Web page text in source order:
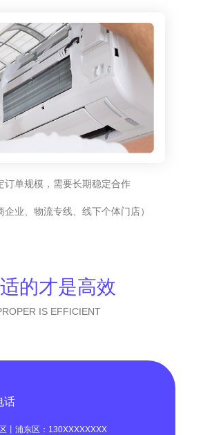
订单规模，需要长期稳定合作
企业、物流专线、线下个体门店）
的才是高效
IS EFFICIENT
话
丨浦东区：130XXXXXXXX